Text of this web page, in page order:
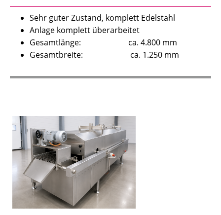
Sehr guter Zustand, komplett Edelstahl
Anlage komplett überarbeitet
Gesamtlänge: ca. 4.800 mm
Gesamtbreite: ca. 1.250 mm